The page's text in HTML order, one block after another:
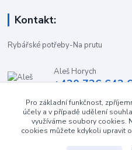
Kontakt:
Rybářské potřeby-Na prutu
Aleš Horych
+420 736 642
obchod-naprutu@seznam.cz
Pro základní funkčnost,
účely a v případě udělení
využíváme soubory cookies.
cookies můžete kdykoli upravit